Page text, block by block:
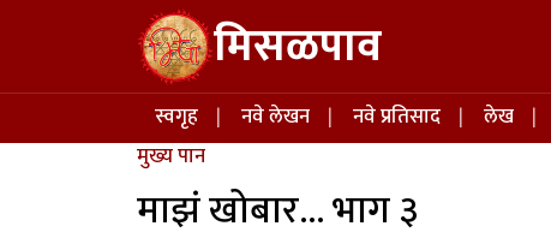
Skip to main content मिसळपाव
Main navigation
स्वगृह नवे लेखन नवे प्रतिसाद लेख
मुख्य पान
माझं खोबार... भाग ३